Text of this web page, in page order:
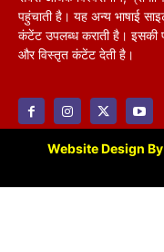
पहुंचाती है। यह अन्य भाषाई
कंटेंट उपलब्ध कराती है। इसकी
और विस्तृत कंटेंट देती है।
Website Design